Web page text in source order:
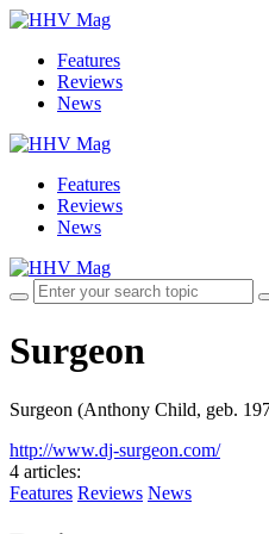
Features
Reviews
News
Features
Reviews
News
Surgeon
Surgeon (Anthony Child, geb.
http://www.dj-surgeon.com/
4 articles:
Features Reviews News